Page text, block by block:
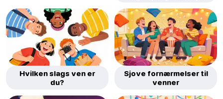
Hvilken slags ven er
du?
Sjove fornærmelser til
venner